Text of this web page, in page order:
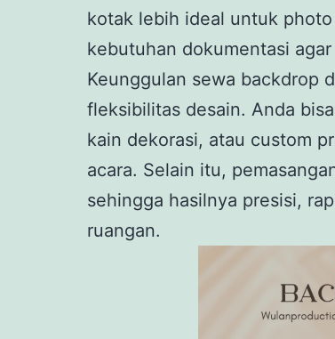
kotak lebih ideal untuk
kebutuhan dokumentasi
Keunggulan sewa backdrop
fleksibilitas desain. Anda
kain dekorasi, atau custom
acara. Selain itu,
sehingga hasilnya presisi,
ruangan.